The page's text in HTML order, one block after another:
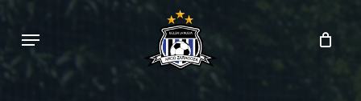
Skip
main
content
Menu